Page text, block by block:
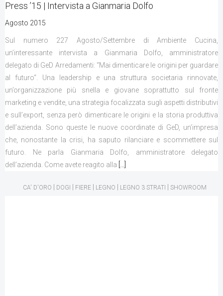
Press ’15 | Intervista a Gianmaria Dolfo
Agosto 2015
Sul numero 227 Agosto/Settembre di Ambiente Cucina,
un’interessante intervista a Gianmaria Dolfo, amministratore
delegato di GeD Arredamenti: “Mai dimenticare le origini per guardare
al futuro“. Una leadership e una struttura societaria rinnovate,
un’organizzazione più snella e giovane soprattutto sul fronte
marketing e vendite, una strategia focalizzata sugli aspetti distributivi
e sull’export, senza però dimenticare le origini e la storia produttiva
dell’azienda. Sono queste le nuove coordinate di GeD, un’impresa
che, nonostante la crisi, ha saputo rilanciare e scommettere sul
futuro. Ne parla Gianmaria Dolfo, amministratore delegato
dell’azienda. Come avete reagito alla
CA' D'ORO | DOGI | FIERE | LEGNO | LEGNO 3 STRATI | SHOWROOM